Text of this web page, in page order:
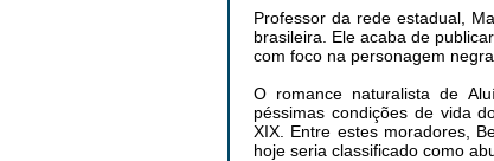
Professor da rede estadual,
brasileira. Ele acaba de
com foco na personagem negra
O romance naturalista de
péssimas condições de vida
XIX. Entre estes moradores,
hoje seria classificado como